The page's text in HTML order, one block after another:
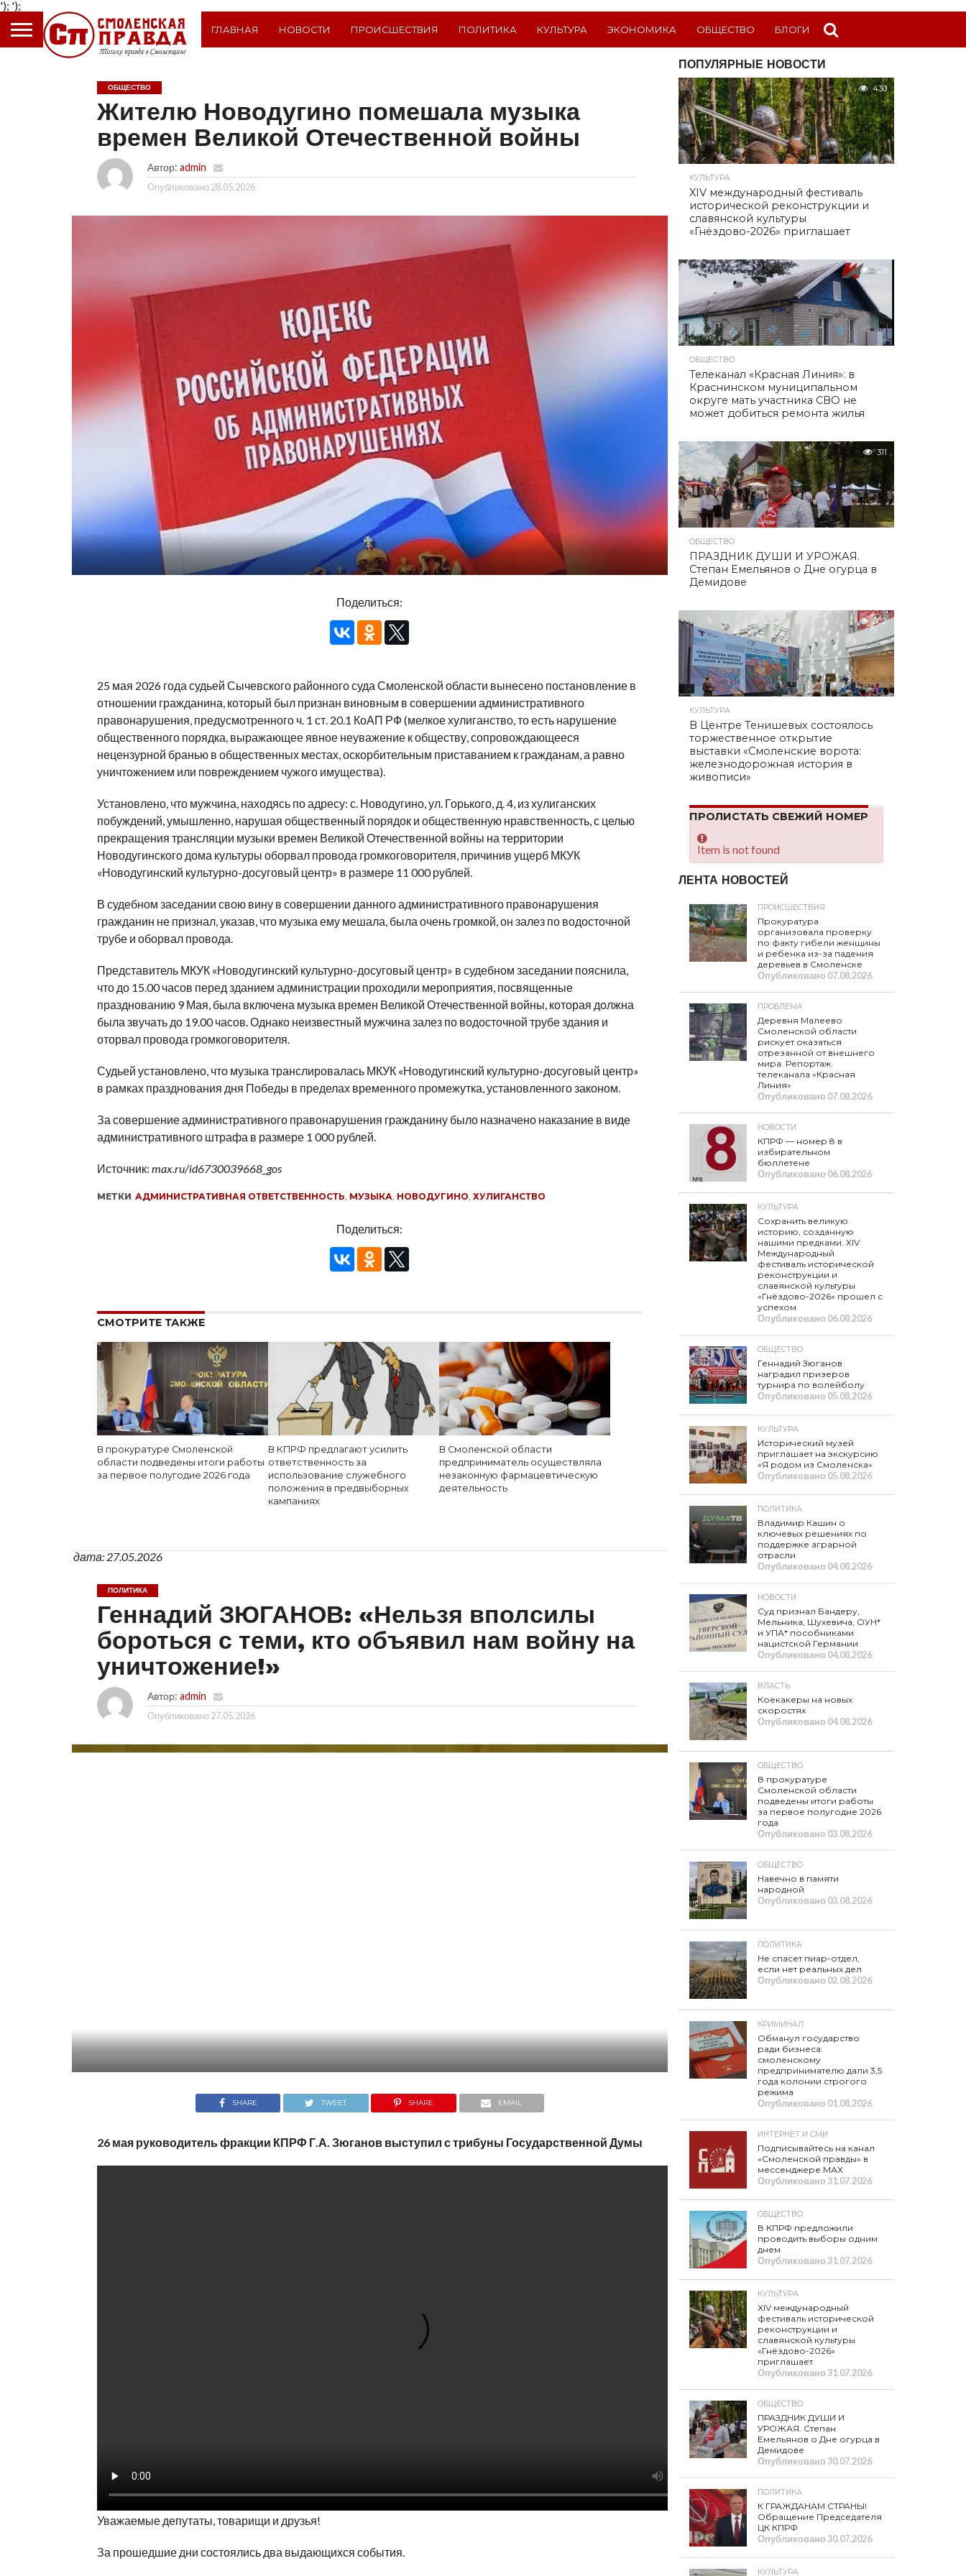
');
ГЛАВНАЯ НОВОСТИ ПРОИСШЕСТВИЯ ПОЛИТИКА КУЛЬТУРА ЭКОНОМИКА ОБЩЕСТВО БЛОГИ
ОБЩЕСТВО
Жителю Новодугино помешала музыка
времен Великой Отечественной войны
Автор: admin
Опубликовано 28.05.2026
Поделиться:
25 мая 2026 года судьей Сычевского районного суда Смоленской области вынесено постановление в
отношении гражданина, который был признан виновным в совершении административного
правонарушения, предусмотренного ч. 1 ст. 20.1 КоАП РФ (мелкое хулиганство, то есть нарушение
общественного порядка, выражающее явное неуважение к обществу, сопровождающееся
нецензурной бранью в общественных местах, оскорбительным приставанием к гражданам, а равно
уничтожением или повреждением чужого имущества).
Установлено, что мужчина, находясь по адресу: с. Новодугино, ул. Горького, д. 4, из хулиганских
побуждений, умышленно, нарушая общественный порядок и общественную нравственность, с целью
прекращения трансляции музыки времен Великой Отечественной войны на территории
Новодугинского дома культуры оборвал провода громкоговорителя, причинив ущерб МКУК
«Новодугинский культурно-досуговый центр» в размере 11 000 рублей.
В судебном заседании свою вину в совершении данного административного правонарушения
гражданин не признал, указав, что музыка ему мешала, была очень громкой, он залез по водосточной
трубе и оборвал провода.
Представитель МКУК «Новодугинский культурно-досуговый центр» в судебном заседании пояснила,
что до 15.00 часов перед зданием администрации проходили мероприятия, посвященные
празднованию 9 Мая, была включена музыка времен Великой Отечественной войны, которая должна
была звучать до 19.00 часов. Однако неизвестный мужчина залез по водосточной трубе здания и
оторвал провода громкоговорителя.
Судьей установлено, что музыка транслировалась МКУК «Новодугинский культурно-досуговый центр»
в рамках празднования дня Победы в пределах временного промежутка, установленного законом.
За совершение административного правонарушения гражданину было назначено наказание в виде
административного штрафа в размере 1 000 рублей.
Источник: max.ru/id6730039668_gos
МЕТКИ АДМИНИСТРАТИВНАЯ ОТВЕТСТВЕННОСТЬ, МУЗЫКА, НОВОДУГИНО, ХУЛИГАНСТВО
Поделиться:
СМОТРИТЕ ТАКЖЕ
В прокуратуре Смоленской
области подведены итоги работы
за первое полугодие 2026 года
В КПРФ предлагают усилить
ответственность за
использование служебного
положения в предвыборных
кампаниях
В Смоленской области
предприниматель осуществляла
незаконную фармацевтическую
деятельность
дата: 27.05.2026
ПОЛИТИКА
Геннадий ЗЮГАНОВ: «Нельзя вполсилы
бороться с теми, кто объявил нам войну на
уничтожение!»
Автор: admin
Опубликовано 27.05.2026
SHARE TWEET SHARE EMAIL
26 мая руководитель фракции КПРФ Г.А. Зюганов выступил с трибуны Государственной Думы
Уважаемые депутаты, товарищи и друзья!
За прошедшие дни состоялись два выдающихся события.
ПОПУЛЯРНЫЕ НОВОСТИ
430
КУЛЬТУРА
XIV международный фестиваль
исторической реконструкции и
славянской культуры
«Гнёздово-2026» приглашает
399
ОБЩЕСТВО
Телеканал «Красная Линия»: в
Краснинском муниципальном
округе мать участника СВО не
может добиться ремонта жилья
311
ОБЩЕСТВО
ПРАЗДНИК ДУШИ И УРОЖАЯ.
Степан Емельянов о Дне огурца в
Демидове
302
КУЛЬТУРА
В Центре Тенишевых состоялось
торжественное открытие
выставки «Смоленские ворота:
железнодорожная история в
живописи»
ПРОЛИСТАТЬ СВЕЖИЙ НОМЕР
Item is not found
ЛЕНТА НОВОСТЕЙ
ПРОИСШЕСТВИЯ
Прокуратура
организовала проверку
по факту гибели женщины
и ребенка из-за падения
деревьев в Смоленске
Опубликовано07.08.2026
ПРОБЛЕМА
Деревня Малеево
Смоленской области
рискует оказаться
отрезанной от внешнего
мира. Репортаж
телеканала «Красная
Линия»
Опубликовано07.08.2026
НОВОСТИ
КПРФ — номер 8 в
избирательном
бюллетене
Опубликовано06.08.2026
КУЛЬТУРА
Сохранить великую
историю, созданную
нашими предками. XIV
Международный
фестиваль исторической
реконструкции и
славянской культуры
«Гнёздово-2026» прошел с
успехом
Опубликовано06.08.2026
ОБЩЕСТВО
Геннадий Зюганов
наградил призеров
турнира по волейболу
Опубликовано05.08.2026
КУЛЬТУРА
Исторический музей
приглашает на экскурсию
«Я родом из Смоленска»
Опубликовано05.08.2026
ПОЛИТИКА
Владимир Кашин о
ключевых решениях по
поддержке аграрной
отрасли
Опубликовано04.08.2026
НОВОСТИ
Суд признал Бандеру,
Мельника, Шухевича, ОУН*
и УПА* пособниками
нацистской Германии
Опубликовано04.08.2026
ВЛАСТЬ
Коекакеры на новых
скоростях
Опубликовано04.08.2026
ОБЩЕСТВО
В прокуратуре
Смоленской области
подведены итоги работы
за первое полугодие 2026
года
Опубликовано03.08.2026
ОБЩЕСТВО
Навечно в памяти
народной
Опубликовано03.08.2026
ПОЛИТИКА
Не спасет пиар-отдел,
если нет реальных дел
Опубликовано02.08.2026
КРИМИНАЛ
Обманул государство
ради бизнеса:
смоленскому
предпринимателю дали 3,5
года колонии строгого
режима
Опубликовано01.08.2026
ИНТЕРНЕТ И СМИ
Подписывайтесь на канал
«Смоленской правды» в
мессенджере МАХ
Опубликовано31.07.2026
ОБЩЕСТВО
В КПРФ предложили
проводить выборы одним
днем
Опубликовано31.07.2026
КУЛЬТУРА
XIV международный
фестиваль исторической
реконструкции и
славянской культуры
«Гнёздово-2026»
приглашает
Опубликовано31.07.2026
ОБЩЕСТВО
ПРАЗДНИК ДУШИ И
УРОЖАЯ. Степан
Емельянов о Дне огурца в
Демидове
Опубликовано30.07.2026
ПОЛИТИКА
К ГРАЖДАНАМ СТРАНЫ!
Обращение Председателя
ЦК КПРФ
Опубликовано30.07.2026
КУЛЬТУРА
');